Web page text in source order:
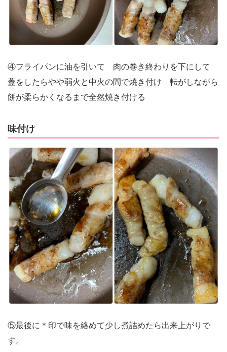
④フライパンに油を引いて 肉の巻き終わりを下にして
蓋をしたらやや弱火と中火の間で焼き付け 転がしながら
餅が柔らかくなるまで全然焼き付ける
味付け
⑤最後に＊印で味を絡めて少し煮詰めたら出来上がりで
す。